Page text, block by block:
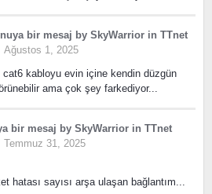
bir mesaj by SkyWarrior in TTnet
Ağustos 1, 2025
kabloyu evin içine kendin düzgün
ama çok şey farkediyor...
bir mesaj by SkyWarrior in TTnet
Temmuz 31, 2025
hatası sayısı arşa ulaşan bağlantım...